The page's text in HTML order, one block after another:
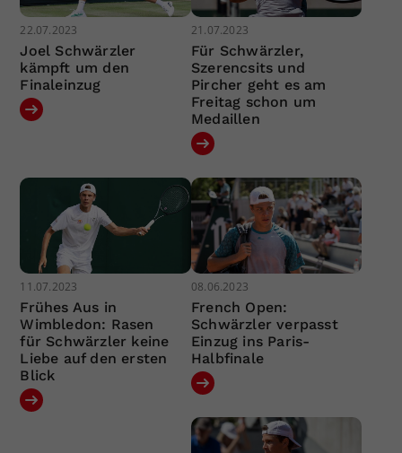
22.07.2023
Joel Schwärzler
kämpft um den
Finaleinzug
21.07.2023
Für Schwärzler,
Szerencsits und
Pircher geht es am
Freitag schon um
Medaillen
11.07.2023
Frühes Aus in
Wimbledon: Rasen
für Schwärzler keine
Liebe auf den ersten
Blick
08.06.2023
French Open:
Schwärzler verpasst
Einzug ins Paris-
Halbfinale